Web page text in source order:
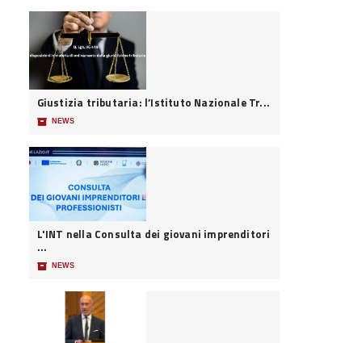
Giustizia tributaria: l’Istituto Nazionale Tr...
📦 NEWS
L'INT nella Consulta dei giovani imprenditori
...
📦 NEWS